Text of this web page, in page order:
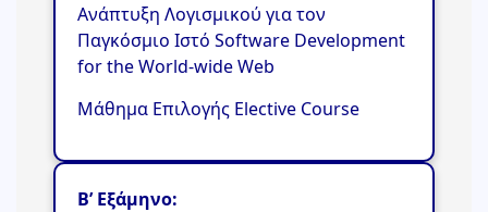
Ανάπτυξη Λογισμικού για τον
Παγκόσμιο Ιστό Software Development
for the World-wide Web
Μάθημα Επιλογής Elective Course
Β’ Εξάμηνο: